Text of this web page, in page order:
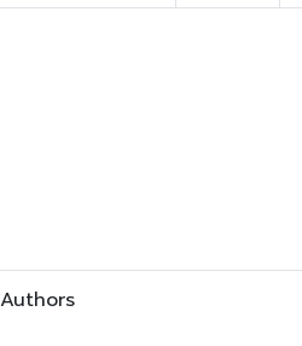
Authors